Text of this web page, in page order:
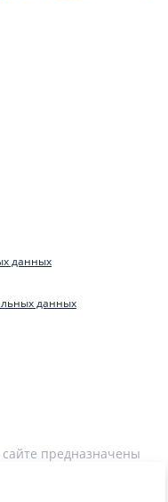
данных
данных
предназначены
назначения